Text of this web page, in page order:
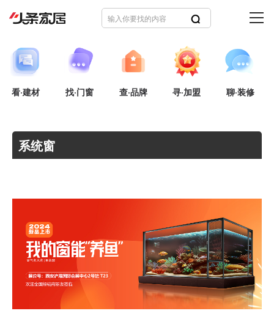
看·建材 找·门窗 查·品牌 寻·加盟 聊·装修
系统窗